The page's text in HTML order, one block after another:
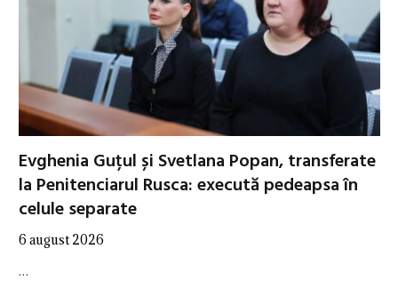
Evghenia Guțul și Svetlana Popan, transferate
la Penitenciarul Rusca: execută pedeapsa în
celule separate
6 august 2026
…